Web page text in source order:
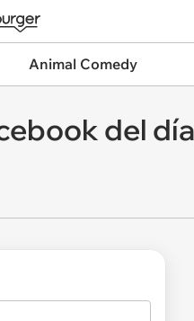
Animal Comedy
del